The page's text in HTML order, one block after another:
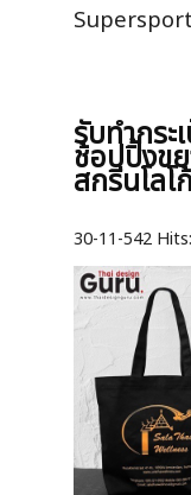
รับทำกระ
ช้อปปิ้งข
สกรีนโล
30-11-542 Hits: